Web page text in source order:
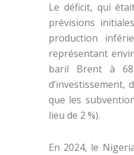
Le déficit, qui
prévisions
production
représentant
baril Brent à
que les
lieu de 2 %).
En 2024, le